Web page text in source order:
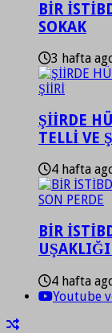
BİR
SOKAK
3 hafta
ŞİİRDE
TELLİ VE
4 hafta
BİR
4 hafta
Youtube